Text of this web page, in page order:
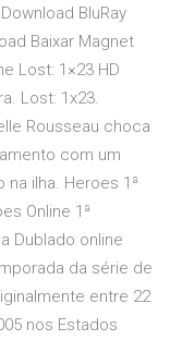
BluRay
Baixar Magnet
Lost: 1×23 HD
Lost: 1x23.
Rousseau choca
com um
na ilha. Heroes 1ª
Online 1ª
Dublado online
da série de
entre 22
nos Estados